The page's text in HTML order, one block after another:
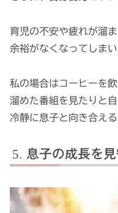
育児の不安や疲れが溜
余裕がなくなってしまい
私の場合はコーヒーを
溜めた番組を見たりと
冷静に息子と向き合え
息子の成長を